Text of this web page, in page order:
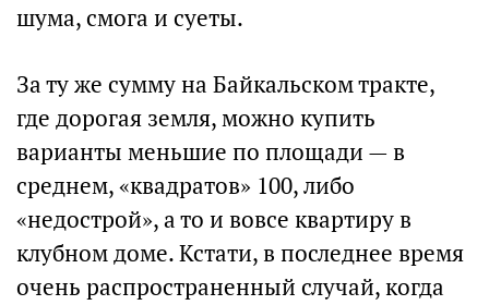
шума, смога и суеты.
За ту же сумму на Байкальском тракте,
где дорогая земля, можно купить
варианты меньшие по площади — в
среднем, «квадратов» 100, либо
«недострой», а то и вовсе квартиру в
клубном доме. Кстати, в последнее время
очень распространенный случай, когда